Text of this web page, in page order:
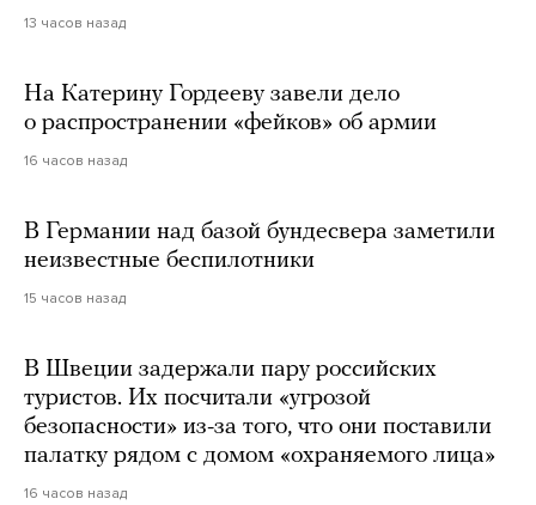
13 часов назад
На Катерину Гордееву завели дело
о распространении «фейков» об армии
16 часов назад
В Германии над базой бундесвера заметили
неизвестные беспилотники
15 часов назад
В Швеции задержали пару российских
туристов. Их посчитали «угрозой
безопасности» из-за того, что они поставили
палатку рядом с домом «охраняемого лица»
16 часов назад